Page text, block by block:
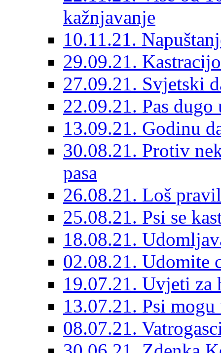
kažnjavanje
10.11.21.
29.09.21.
27.09.21. Svjetski
22.09.21. Pas
13.09.21. Godinu
30.08.21. Protiv
pasa
26.08.21. Loš
25.08.21. Psi se
18.08.21.
02.08.21. Udomite
19.07.21. Uvjeti za
13.07.21. Psi
08.07.21.